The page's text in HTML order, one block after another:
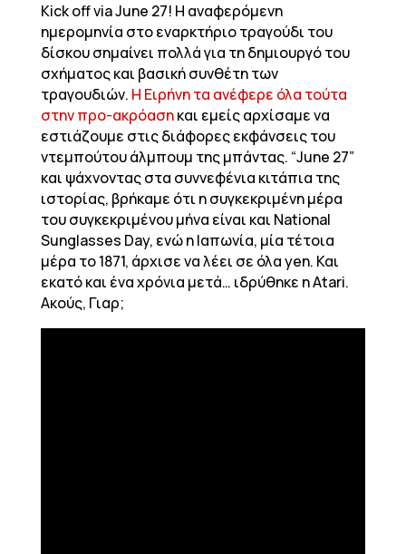
Kick off via June 27! Η αναφερόμενη
ημερομηνία στο εναρκτήριο τραγούδι του
δίσκου σημαίνει πολλά για τη δημιουργό του
σχήματος και βασική συνθέτη των
τραγουδιών. Η Ειρήνη τα ανέφερε όλα τούτα
στην προ-ακρόασηκαι εμείς αρχίσαμε να
εστιάζουμε στις διάφορες εκφάνσεις του
ντεμπούτου άλμπουμ της μπάντας. “June 27”
και ψάχνοντας στα συννεφένια κιτάπια της
ιστορίας, βρήκαμε ότι η συγκεκριμένη μέρα
του συγκεκριμένου μήνα είναι και National
Sunglasses Day, ενώ η Ιαπωνία, μία τέτοια
μέρα το 1871, άρχισε να λέει σε όλα yen. Και
εκατό και ένα χρόνια μετά… ιδρύθηκε η Atari.
Ακούς, Γιαρ;